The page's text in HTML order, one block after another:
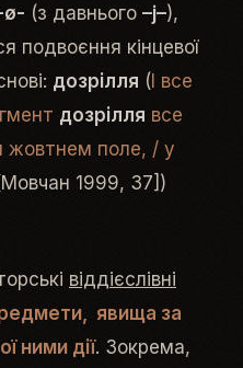
ø- (з давнього –j–),
подвоєння кінцевої
дозрілля (І все
дозрілля все
жовтнем поле, / у
1999, 37])
віддієслівні
явища за
ними дії. Зокрема,